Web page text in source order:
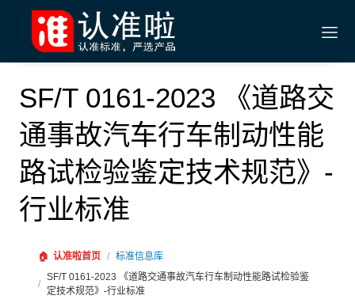
SF/T 0161-2023 《道路交
通事故汽车行车制动性能
路试检验鉴定技术规范》-
行业标准
🏠 认准啦首页 / 标准信息库
/
SF/T 0161-2023 《道路交通事故汽车行车制动性能路试检验鉴
定技术规范》-行业标准